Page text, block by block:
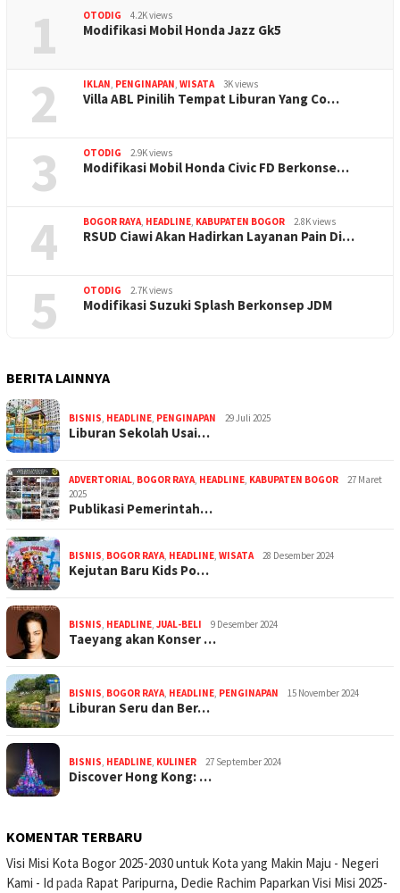
1 OTODIG 4.2K views
Modifikasi Mobil Honda Jazz Gk5
2 IKLAN, PENGINAPAN, WISATA 3K views
Villa ABL Pinilih Tempat Liburan Yang Co…
3 OTODIG 2.9K views
Modifikasi Mobil Honda Civic FD Berkonse…
4 BOGOR RAYA, HEADLINE, KABUPATEN BOGOR 2.8K views
RSUD Ciawi Akan Hadirkan Layanan Pain Di…
5 OTODIG 2.7K views
Modifikasi Suzuki Splash Berkonsep JDM
BERITA LAINNYA
BISNIS, HEADLINE, PENGINAPAN 29 Juli 2025
Liburan Sekolah Usai…
ADVERTORIAL, BOGOR RAYA, HEADLINE, KABUPATEN BOGOR
27 Maret
2025
Publikasi Pemerintah…
BISNIS, BOGOR RAYA, HEADLINE, WISATA 28 Desember 2024
Kejutan Baru Kids Po…
BISNIS, HEADLINE, JUAL-BELI 9 Desember 2024
Taeyang akan Konser …
BISNIS, BOGOR RAYA, HEADLINE, PENGINAPAN 15 November 2024
Liburan Seru dan Ber…
BISNIS, HEADLINE, KULINER 27 September 2024
Discover Hong Kong: …
KOMENTAR TERBARU
Visi Misi Kota Bogor 2025-2030 untuk Kota yang Makin Maju - Negeri
Kami - Id pada Rapat Paripurna, Dedie Rachim Paparkan Visi Misi 2025-